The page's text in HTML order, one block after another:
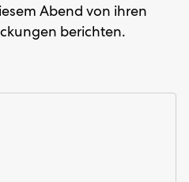
Abend von ihren
berichten.